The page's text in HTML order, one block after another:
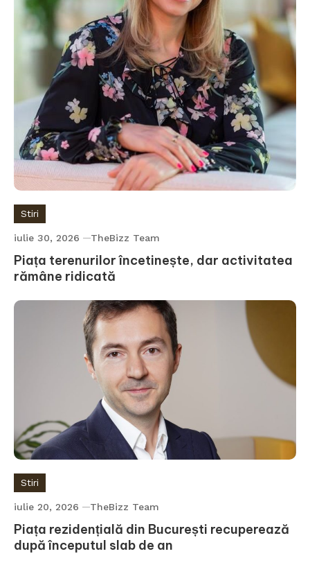
Stiri
iulie 30, 2026 TheBizz Team
Piața terenurilor încetinește, dar activitatea
rămâne ridicată
Stiri
iulie 20, 2026 TheBizz Team
Piața rezidențială din București recuperează
după începutul slab de an